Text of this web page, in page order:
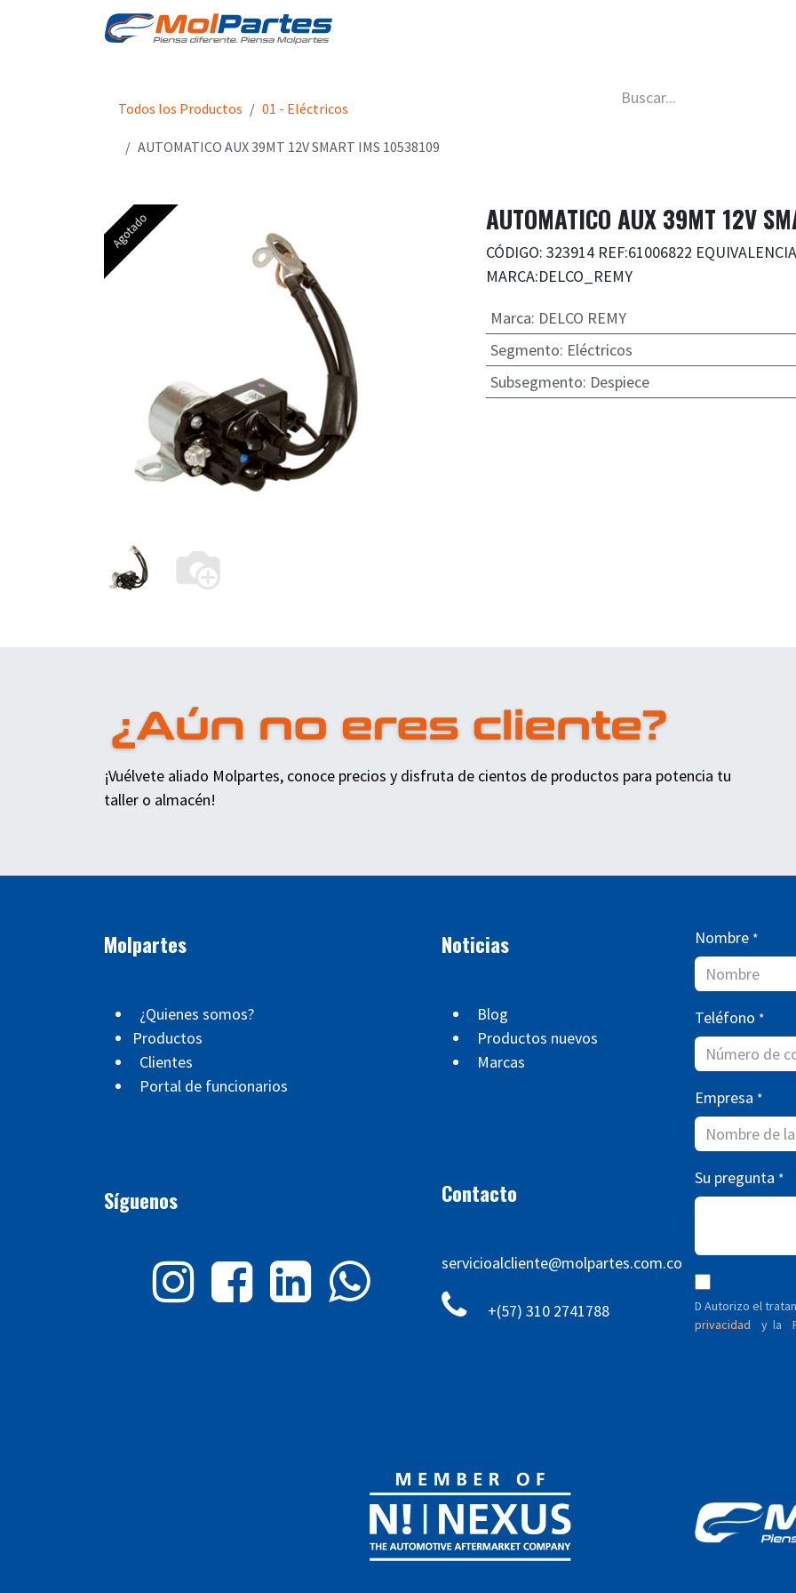
Todos los Productos 01 - Eléctricos
AUTOMATICO AUX 39MT 12V SMART IMS 10538109
Agotado
Agotado AUTOMATICO AUX 39MT 12V
CÓDIGO: 323914 REF:61006822
MARCA:DELCO_REMY
Marca: DELCO REMY
Segmento: Eléctricos
Subsegmento: Despiece
¡Vuélvete aliado Molpartes, conoce precios y disfruta de cientos de productos para potencia tu
taller o almacén!
Molpartes
¿Quienes somos?
Productos
Clientes
Portal de funcionarios
Síguenos
Noticias
Blog
Productos nuevos
Marcas
Contacto
servicioalcliente@molpartes.com.co
+(57) 310 2741788
Nombre *
Teléfono *
Empresa *
Su pregunta *
D Autorizo ​​el
privacidad
y la